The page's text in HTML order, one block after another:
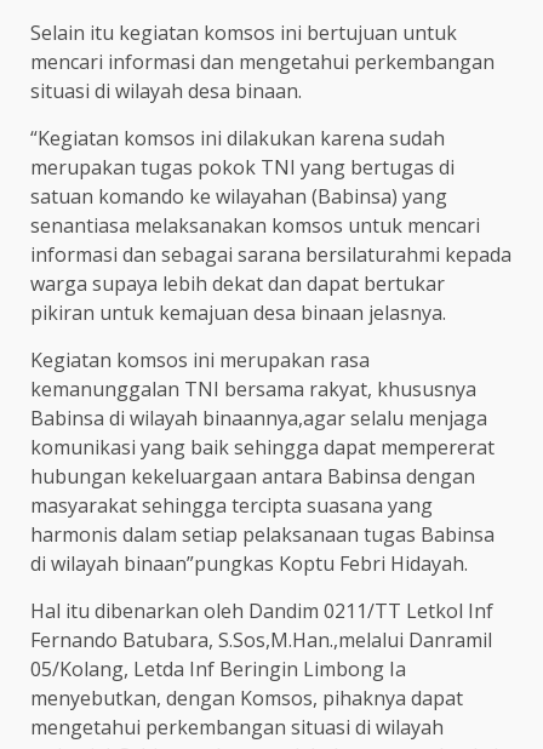
Selain itu kegiatan komsos ini bertujuan untuk
mencari informasi dan mengetahui perkembangan
situasi di wilayah desa binaan.
“Kegiatan komsos ini dilakukan karena sudah
merupakan tugas pokok TNI yang bertugas di
satuan komando ke wilayahan (Babinsa) yang
senantiasa melaksanakan komsos untuk mencari
informasi dan sebagai sarana bersilaturahmi kepada
warga supaya lebih dekat dan dapat bertukar
pikiran untuk kemajuan desa binaan jelasnya.
Kegiatan komsos ini merupakan rasa
kemanunggalan TNI bersama rakyat, khususnya
Babinsa di wilayah binaannya,agar selalu menjaga
komunikasi yang baik sehingga dapat mempererat
hubungan kekeluargaan antara Babinsa dengan
masyarakat sehingga tercipta suasana yang
harmonis dalam setiap pelaksanaan tugas Babinsa
di wilayah binaan”pungkas Koptu Febri Hidayah.
Hal itu dibenarkan oleh Dandim 0211/TT Letkol Inf
Fernando Batubara, S.Sos,M.Han.,melalui Danramil
05/Kolang, Letda Inf Beringin Limbong Ia
menyebutkan, dengan Komsos, pihaknya dapat
mengetahui perkembangan situasi di wilayah